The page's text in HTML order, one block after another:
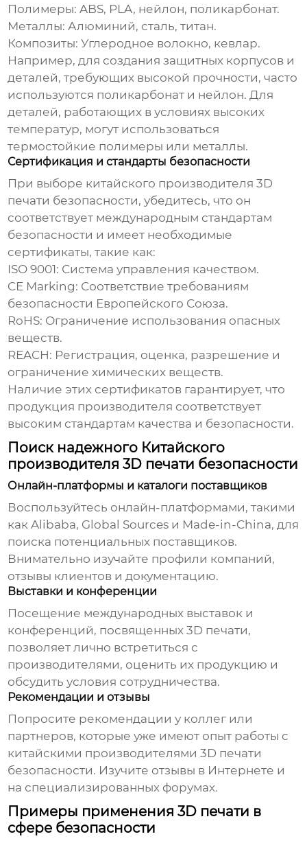
Полимеры: ABS, PLA, нейлон, поликарбонат.
Металлы: Алюминий, сталь, титан.
Композиты: Углеродное волокно, кевлар.
Например, для создания защитных корпусов и
деталей, требующих высокой прочности, часто
используются поликарбонат и нейлон. Для
деталей, работающих в условиях высоких
температур, могут использоваться
термостойкие полимеры или металлы.
Сертификация и стандарты безопасности
При выборе китайского производителя 3D
печати безопасности, убедитесь, что он
соответствует международным стандартам
безопасности и имеет необходимые
сертификаты, такие как:
ISO 9001: Система управления качеством.
CE Marking: Соответствие требованиям
безопасности Европейского Союза.
RoHS: Ограничение использования опасных
веществ.
REACH: Регистрация, оценка, разрешение и
ограничение химических веществ.
Наличие этих сертификатов гарантирует, что
продукция производителя соответствует
высоким стандартам качества и безопасности.
Поиск надежного Китайского
производителя 3D печати безопасности
Онлайн-платформы и каталоги поставщиков
Воспользуйтесь онлайн-платформами, такими
как Alibaba, Global Sources и Made-in-China, для
поиска потенциальных поставщиков.
Внимательно изучайте профили компаний,
отзывы клиентов и документацию.
Выставки и конференции
Посещение международных выставок и
конференций, посвященных 3D печати,
позволяет лично встретиться с
производителями, оценить их продукцию и
обсудить условия сотрудничества.
Рекомендации и отзывы
Попросите рекомендации у коллег или
партнеров, которые уже имеют опыт работы с
китайскими производителями 3D печати
безопасности. Изучите отзывы в Интернете и
на специализированных форумах.
Примеры применения 3D печати в
сфере безопасности